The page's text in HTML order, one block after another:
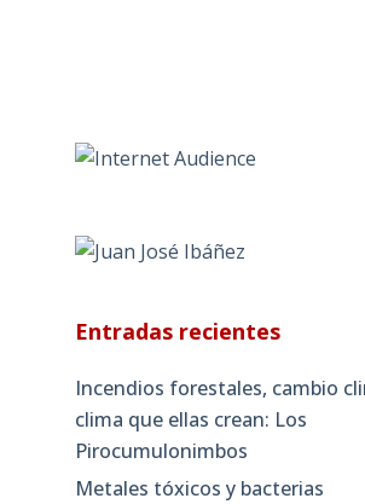
Entradas recientes
Incendios forestales, cambio
clima que ellas crean: Los
Pirocumulonimbos
Metales tóxicos y bacterias